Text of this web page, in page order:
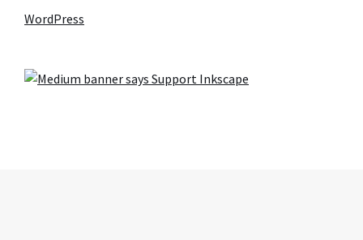
WordPress